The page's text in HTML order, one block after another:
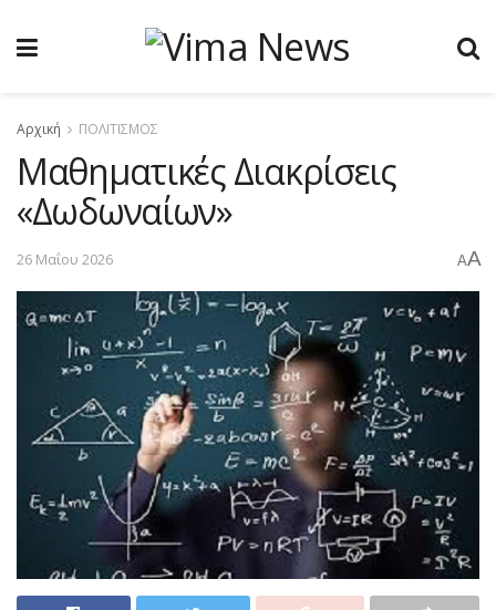
Αρχική ΠΟΛΙΤΙΣΜΟΣ
Μαθηματικές Διακρίσεις
«Δωδωναίων»
26 Μαΐου 2026 AA